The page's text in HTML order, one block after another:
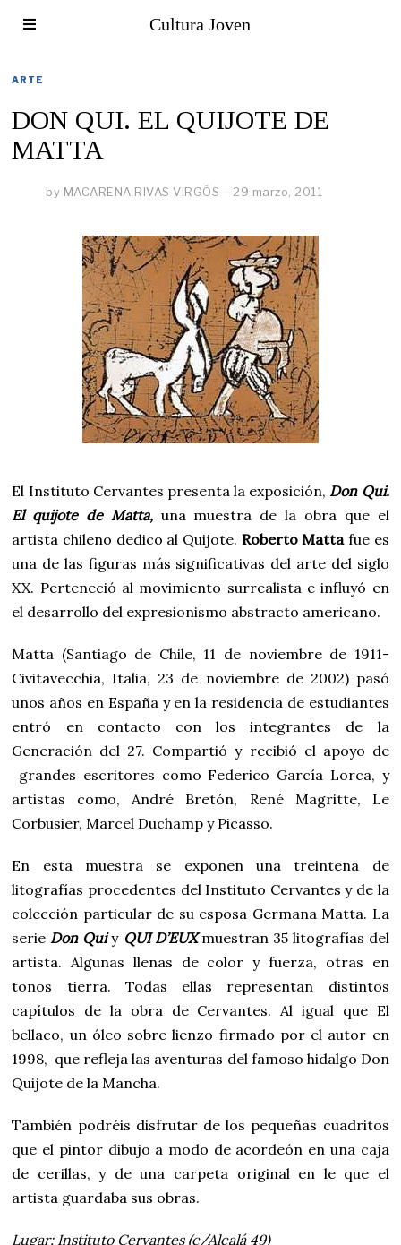
Cultura Joven
ARTE
DON QUI. EL QUIJOTE DE
MATTA
by MACARENA RIVAS VIRGÓS 29 marzo, 2011
El Instituto Cervantes presenta la exposición, Don Qui.
El quijote de Matta,una muestra de la obra que el
artista chileno dedico al Quijote. Roberto Mattafue es
una de las figuras más significativas del arte del siglo
XX. Perteneció al movimiento surrealista e influyó en
el desarrollo del expresionismo abstracto americano.
Matta (Santiago de Chile, 11 de noviembre de 1911-
Civitavecchia, Italia, 23 de noviembre de 2002) pasó
unos años en España y en la residencia de estudiantes
entró en contacto con los integrantes de la
Generación del 27. Compartió y recibió el apoyo de
grandes escritores como Federico García Lorca, y
artistas como, André Bretón, René Magritte, Le
Corbusier, Marcel Duchamp y Picasso.
En esta muestra se exponen una treintena de
litografías procedentes del Instituto Cervantes y de la
colección particular de su esposa Germana Matta. La
serie Don Quiy QUI D’EUXmuestran 35 litografías del
artista. Algunas llenas de color y fuerza, otras en
tonos tierra. Todas ellas representan distintos
capítulos de la obra de Cervantes. Al igual que El
bellaco, un óleo sobre lienzo firmado por el autor en
1998, que refleja las aventuras del famoso hidalgo Don
Quijote de la Mancha.
También podréis disfrutar de los pequeñas cuadritos
que el pintor dibujo a modo de acordeón en una caja
de cerillas, y de una carpeta original en le que el
artista guardaba sus obras.
Lugar: Instituto Cervantes (c/Alcalá 49)